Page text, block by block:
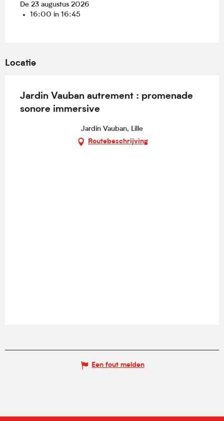
De 23 augustus 2026
16:00 in 16:45
Locatie
Jardin Vauban autrement : promenade
sonore immersive
Jardin Vauban, Lille
Routebeschrijving
Een fout melden